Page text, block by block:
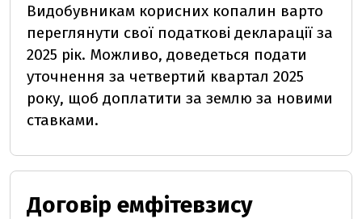
Видобувникам корисних копалин варто
переглянути свої податкові декларації за
2025 рік. Можливо, доведеться подати
уточнення за четвертий квартал 2025
року, щоб доплатити за землю за новими
ставками.
Договір емфітевзису